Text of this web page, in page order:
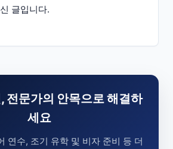
글입니다.
전문가의 안목으로 해결하
세요
연수, 조기 유학 및 비자 준비 등 더